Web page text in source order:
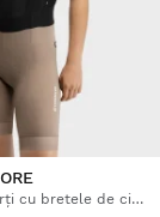
Pantaloni scurți cu bretele de ciclism pentru femei